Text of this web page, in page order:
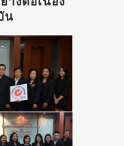
น